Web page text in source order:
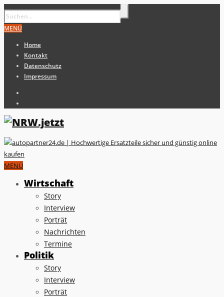
MENÜ
Home
Kontakt
Datenschutz
Impressum
MENÜ
Wirtschaft
Story
Interview
Porträt
Nachrichten
Termine
Politik
Story
Interview
Porträt